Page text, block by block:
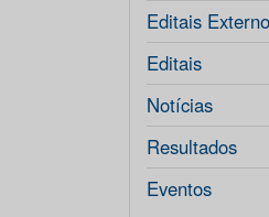
Editais
Editais
Notícias
Resultados
Eventos